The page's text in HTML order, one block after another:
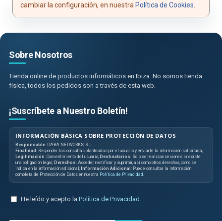
cambiar la configuración, en nuestra Política de Cookies
Sobre Nosotros
Tienda online de productos informáticos en Ibiza. No somos tienda
física, todos los pedidos son a través de esta web.
¡Suscríbete a Nuestro Boletín!
INFORMACIÓN BÁSICA SOBRE PROTECCIÓN DE DATOS
Responsable: DARA NETWORKS, S.L.
Finalidad : Responder las consultas planteadas por el usuario y enviarle la información solicitada;
Legitimación: Consentimiento del usuario; Destinatarios: Solo se realizan cesiones si existe
una obligación legal; Derechos: Acceder, rectificar y suprimir, así como otros derechos, como se
indica en la información adicional; Información Adicional : Puede consultar la información
completa de Protección de Datos en nuestra Política de Privacidad
He leído y acepto la Política de Privacidad